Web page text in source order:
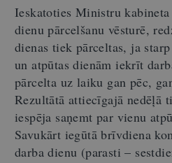
Ieskatoties Ministru
dienu pārcelšanu vēsturē,
dienas tiek pārceltas, ja
un atpūtas dienām iekrīt
pārcelta uz laiku gan pēc,
Rezultātā attiecīgajā nedēļā
iespēja saņemt par vienu
Savukārt iegūtā brīvdiena
darba dienu (parasti –